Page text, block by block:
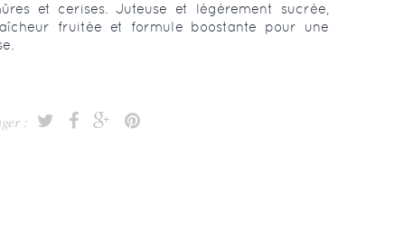
et cerises. Juteuse et légèrement sucrée,
fruitée et formule boostante pour une
: